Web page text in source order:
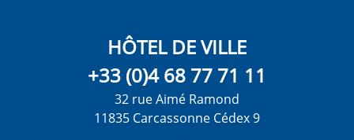
HÔTEL DE VILLE
+33 (0)4 68 77 71 11
32 rue Aimé Ramond
11835 Carcassonne Cédex 9